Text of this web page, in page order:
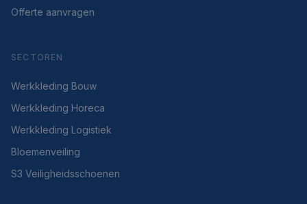
Offerte aanvragen
SECTOREN
Werkkleding Bouw
Werkkleding Horeca
Werkkleding Logistiek
Bloemenveiling
S3 Veiligheidsschoenen